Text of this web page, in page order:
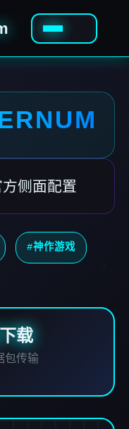
侧面配置
#神作游戏
载
包传输